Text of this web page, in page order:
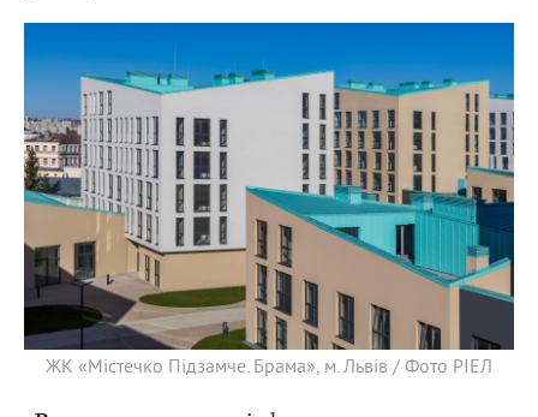
ЖК «Містечко Підзамче. Брама», м. Львів / Фото РІЕЛ